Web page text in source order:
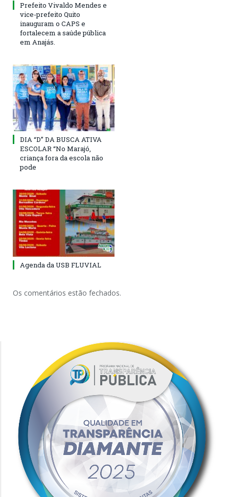
Prefeito Vivaldo Mendes e
vice-prefeito Quito
inauguram o CAPS e
fortalecem a saúde pública
em Anajás.
DIA “D” DA BUSCA ATIVA
ESCOLAR “No Marajó,
criança fora da escola não
pode
Agenda da USB FLUVIAL
Os comentários estão fechados.